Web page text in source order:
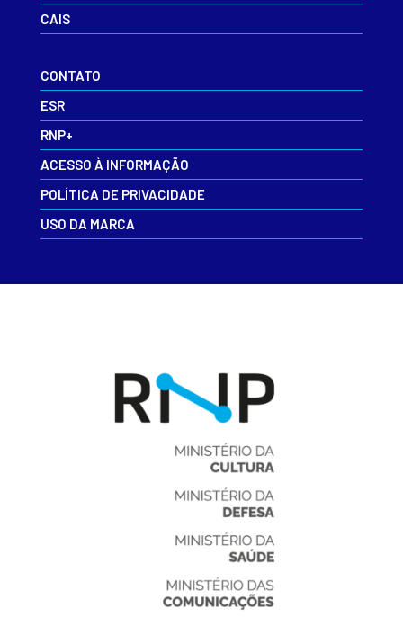
CAIS
CONTATO
ESR
RNP+
ACESSO À INFORMAÇÃO
POLÍTICA DE PRIVACIDADE
USO DA MARCA